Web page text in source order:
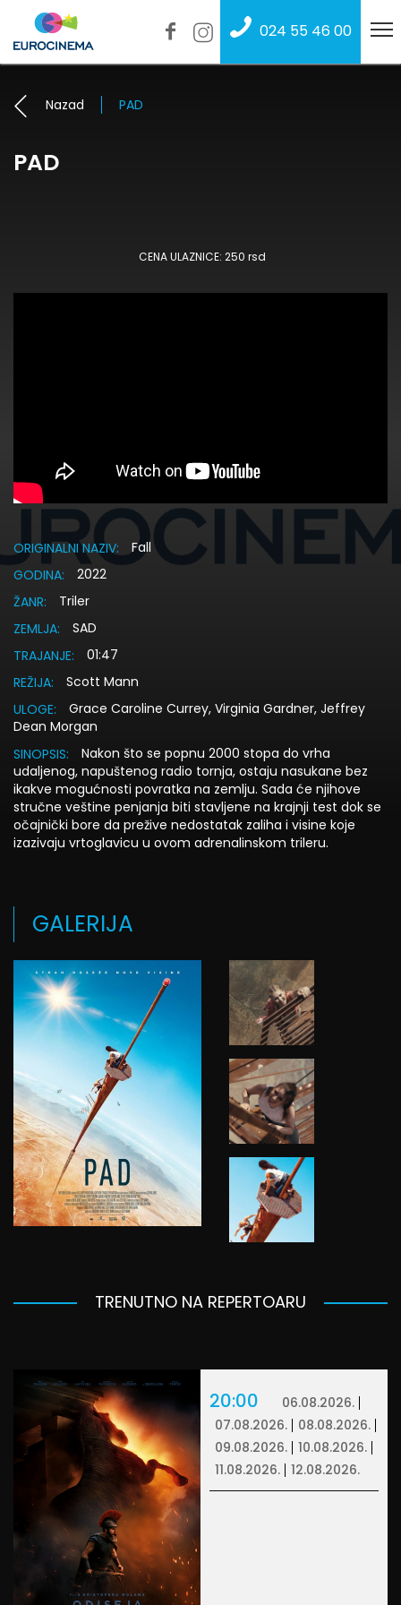
024 55 46 00
Nazad PAD
PAD
CENA ULAZNICE: 250 rsd
ORIGINALNI NAZIV:
Fall
GODINA:
2022
ŽANR:
Triler
ZEMLJA:
SAD
TRAJANJE:
01:47
REŽIJA:
Scott Mann
ULOGE:
Grace Caroline Currey, Virginia Gardner, Jeffrey
Dean Morgan
SINOPSIS:
Nakon što se popnu 2000 stopa do vrha
udaljenog, napuštenog radio tornja, ostaju nasukane bez
ikakve mogućnosti povratka na zemlju. Sada će njihove
stručne veštine penjanja biti stavljene na krajnji test dok se
očajnički bore da prežive nedostatak zaliha i visine koje
izazivaju vrtoglavicu u ovom adrenalinskom trileru.
GALERIJA
TRENUTNO NA REPERTOARU
20:00
06.08.2026.
07.08.2026.
08.08.2026.
09.08.2026.
10.08.2026.
11.08.2026.
12.08.2026.